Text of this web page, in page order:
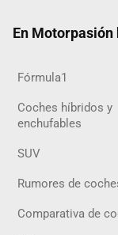
En Motorpasión
Fórmula1
Coches híbridos y
enchufables
SUV
Rumores de
Comparativa de